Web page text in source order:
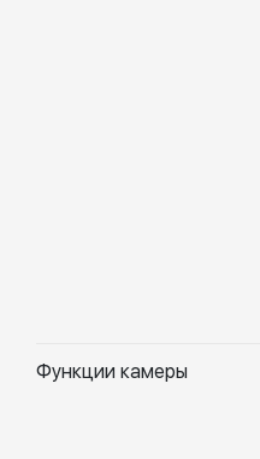
Функции камеры